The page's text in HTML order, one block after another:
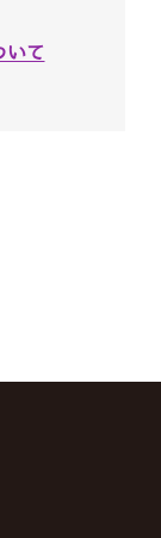
いて